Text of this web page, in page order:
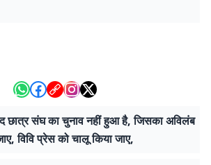
छात्र संघ का चुनाव नहीं हुआ है, जिसका अविलंब
विवि प्रेस को चालू किया जाए,